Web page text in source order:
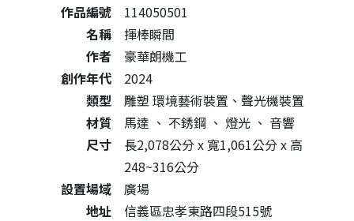
作品編號
114050501
名稱
揮棒瞬間
作者
豪華朗機工
創作年代
2024
類型
雕塑 環境藝術裝置、聲光機裝置
材質
馬達 、 不銹鋼 、 燈光 、 音響
尺寸
長2,078公分 x 寬1,061公分 x 高
248~316公分
設置場域
廣場
地址
信義區忠孝東路四段515號